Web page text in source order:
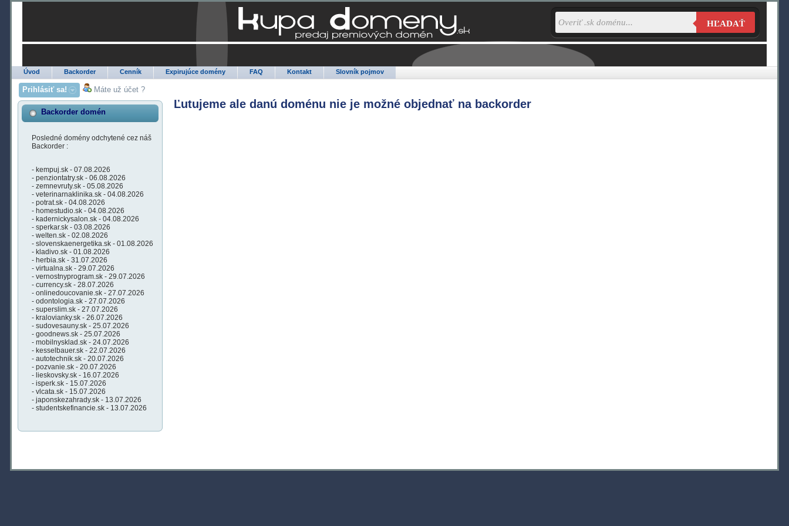
Úvod Backorder Cenník Expirujúce domény FAQ Kontakt Slovník pojmov
HĽADAŤ
Prihlásiť sa! Máte už účet ?
Backorder domén
Posledné domény odchytené cez náš
Backorder :
- kempuj.sk - 07.08.2026
- penziontatry.sk - 06.08.2026
- zemnevruty.sk - 05.08.2026
- veterinarnaklinika.sk - 04.08.2026
- potrat.sk - 04.08.2026
- homestudio.sk - 04.08.2026
- kadernickysalon.sk - 04.08.2026
- sperkar.sk - 03.08.2026
- welten.sk - 02.08.2026
- slovenskaenergetika.sk - 01.08.2026
- kladivo.sk - 01.08.2026
- herbia.sk - 31.07.2026
- virtualna.sk - 29.07.2026
- vernostnyprogram.sk - 29.07.2026
- currency.sk - 28.07.2026
- onlinedoucovanie.sk - 27.07.2026
- odontologia.sk - 27.07.2026
- superslim.sk - 27.07.2026
- kralovianky.sk - 26.07.2026
- sudovesauny.sk - 25.07.2026
- goodnews.sk - 25.07.2026
- mobilnysklad.sk - 24.07.2026
- kesselbauer.sk - 22.07.2026
- autotechnik.sk - 20.07.2026
- pozvanie.sk - 20.07.2026
- lieskovsky.sk - 16.07.2026
- isperk.sk - 15.07.2026
- vlcata.sk - 15.07.2026
- japonskezahrady.sk - 13.07.2026
- studentskefinancie.sk - 13.07.2026
Ľutujeme ale danú doménu nie je možné objednať na backorder